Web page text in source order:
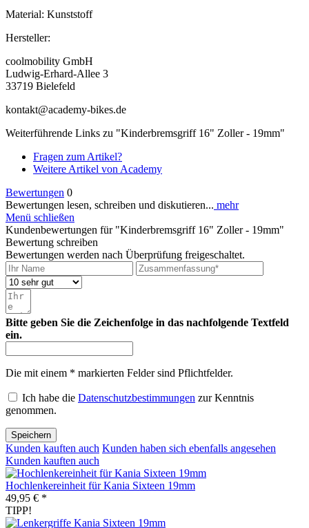
Material: Kunststoff
Hersteller:
coolmobility GmbH
Ludwig-Erhard-Allee 3
33719 Bielefeld
kontakt@academy-bikes.de
Weiterführende Links zu "Kinderbremsgriff 16" Zoller - 19mm"
Fragen zum Artikel?
Weitere Artikel von Academy
Bewertungen 0
Bewertungen lesen, schreiben und diskutieren... mehr
Menü schließen
Kundenbewertungen für "Kinderbremsgriff 16" Zoller - 19mm"
Bewertung schreiben
Bewertungen werden nach Überprüfung freigeschaltet.
Bitte geben Sie die Zeichenfolge in das nachfolgende Textfeld
ein.
Die mit einem * markierten Felder sind Pflichtfelder.
Ich habe die Datenschutzbestimmungen zur Kenntnis
genommen.
Speichern
Kunden kauften auch Kunden haben sich ebenfalls angesehen
Kunden kauften auch
Hochlenkereinheit für Kania Sixteen 19mm
49,95 € *
TIPP!